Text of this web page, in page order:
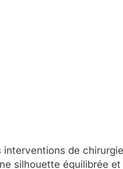
interventions de
silhouette équilibrée